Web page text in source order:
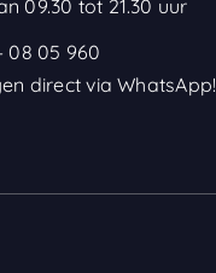
09.30 tot 21.30 uur
08 05 960
direct via WhatsApp!